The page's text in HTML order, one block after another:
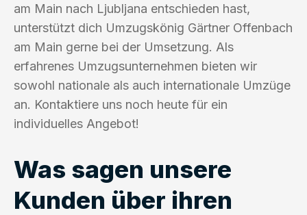
am Main nach Ljubljana entschieden hast,
unterstützt dich Umzugskönig Gärtner Offenbach
am Main gerne bei der Umsetzung. Als
erfahrenes Umzugsunternehmen bieten wir
sowohl nationale als auch internationale Umzüge
an. Kontaktiere uns noch heute für ein
individuelles Angebot!
Was sagen unsere
Kunden über ihren